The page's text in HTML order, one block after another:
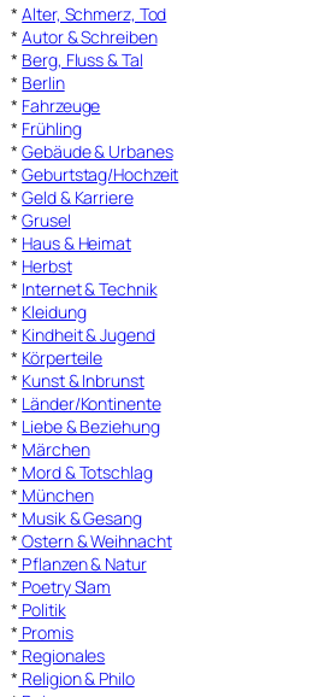
*Alter, Schmerz, Tod
*Autor & Schreiben
* Berg, Fluss & Tal
* Berlin
* Fahrzeuge
* Frühling
*Gebäude & Urbanes
*Geburtstag/Hochzeit
*Geld & Karriere
*Grusel
* Haus & Heimat
* Herbst
* Internet & Technik
* Kleidung
* Kindheit & Jugend
* Körperteile
* Kunst & Inbrunst
* Länder/Kontinente
* Liebe & Beziehung
* Märchen
* Mord & Totschlag
* München
* Musik & Gesang
* Ostern & Weihnacht
* Pflanzen & Natur
* Poetry Slam
* Politik
* Promis
* Regionales
* Religion & Philo